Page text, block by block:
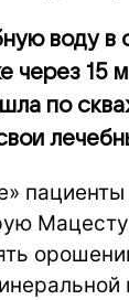
воду в
через 15
по